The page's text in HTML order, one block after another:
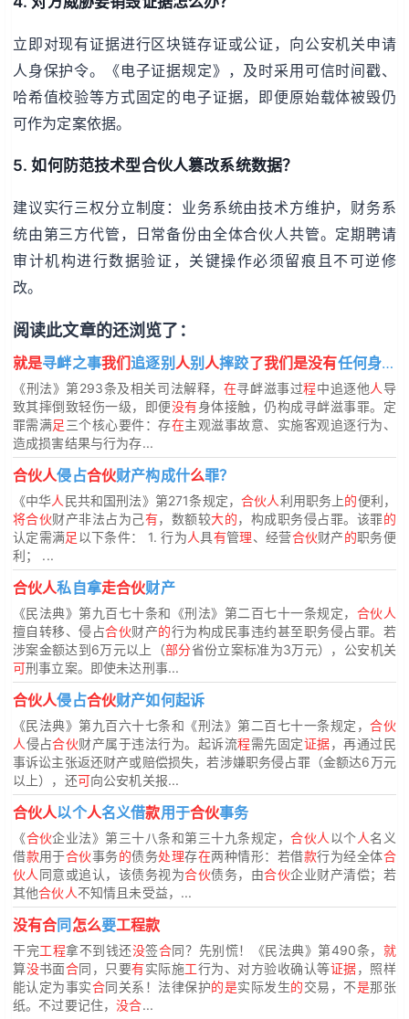
立即对现有证据进行区块链存证或公证，向公安机关申请
人身保护令。《电子证据规定》，及时采用可信时间戳、
哈希值校验等方式固定的电子证据，即便原始载体被毁仍
可作为定案依据。
5. 如何防范技术型合伙人篡改系统数据？
建议实行三权分立制度：业务系统由技术方维护，财务系
统由第三方代管，日常备份由全体合伙人共管。定期聘请
审计机构进行数据验证，关键操作必须留痕且不可逆修
改。
阅读此文章的还浏览了：
就是寻衅之事我们追逐别 人别 人摔跤了我们是没有任何身体接触导致别
《刑法》第293条及相关司法解释， 在寻衅滋事过程中追逐他人 导
致其摔倒致轻伤一级，即便没有身体接触，仍构成寻衅滋事罪。定
罪需满足三个核心要件：存在主观滋事故意、实施客观追逐行为、
造成损害结果与行为存...
合伙人侵占合伙财产构成什么罪？
《中华人 民共和国刑法》第271条规定，合伙人利用职务上的便利，
将合伙财产非法占为己有，数额较大的，构成职务侵占罪。该罪的
认定需满足 以下条件： 1. 行为人具有管理、经营合伙财产的职务便
利； ...
合伙人私自拿走合伙财产
《民法典》第九百七十条和《刑法》第二百七十一条规定， 合伙人
擅自转移、侵占合伙财产的行为构成民事违约甚至职务侵占罪。若
涉案金额达到6万元以上（部分省份立案标准为3万元），公安机关
可刑事立案。即使未达刑事...
合伙人侵占合伙财产如何起诉
《民法典》第九百六十七条和《刑法》第二百七十一条规定，合伙
人侵占合伙财产属于违法行为。起诉流程需先固定证据，再通过民
事诉讼主张返还财产或赔偿损失，若涉嫌职务侵占罪（金额达6万元
以上），还可向公安机关报...
合伙人以个人名义借款用于合伙事务
《合伙企业法》第三十八条和第三十九条规定，合伙人 以个人名义
借款用于合伙事务的债务处理存在两种情形：若借款行为经全体合
伙人 同意或追认，该债务视为合伙债务，由合伙企业财产清偿；若
其他合伙人不知情且未受益，...
没有合同怎么要工程款
干完工程拿不到钱还没签合同？先别慌！《民法典》第490条， 就
算没书面合同，只要有实际施工行为、对方验收确认等证据，照样
能认定为事实合同关系！法律保护的是实际发生的交易，不是那张
纸。不过要记住，没合...